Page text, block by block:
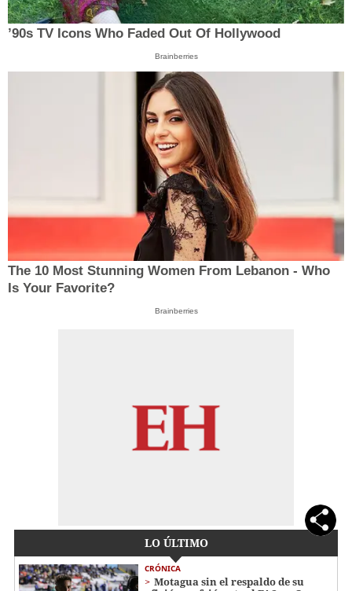
’90s TV Icons Who Faded Out Of Hollywood
Brainberries
The 10 Most Stunning Women From Lebanon - Who
Is Your Favorite?
Brainberries
LO ÚLTIMO
CRÓNICA
Motagua sin el respaldo de su